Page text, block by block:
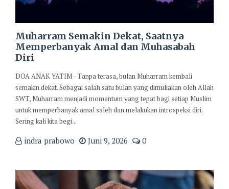
Muharram Semakin Dekat, Saatnya
Memperbanyak Amal dan Muhasabah
Diri
DOA ANAK YATIM - Tanpa terasa, bulan Muharram kembali
semakin dekat. Sebagai salah satu bulan yang dimuliakan oleh Allah
SWT, Muharram menjadi momentum yang tepat bagi setiap Muslim
untuk memperbanyak amal saleh dan melakukan introspeksi diri.
Sering kali kita begi...
indra prabowo Juni 9, 2026 0